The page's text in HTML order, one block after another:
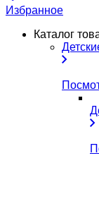
Избранное
Каталог